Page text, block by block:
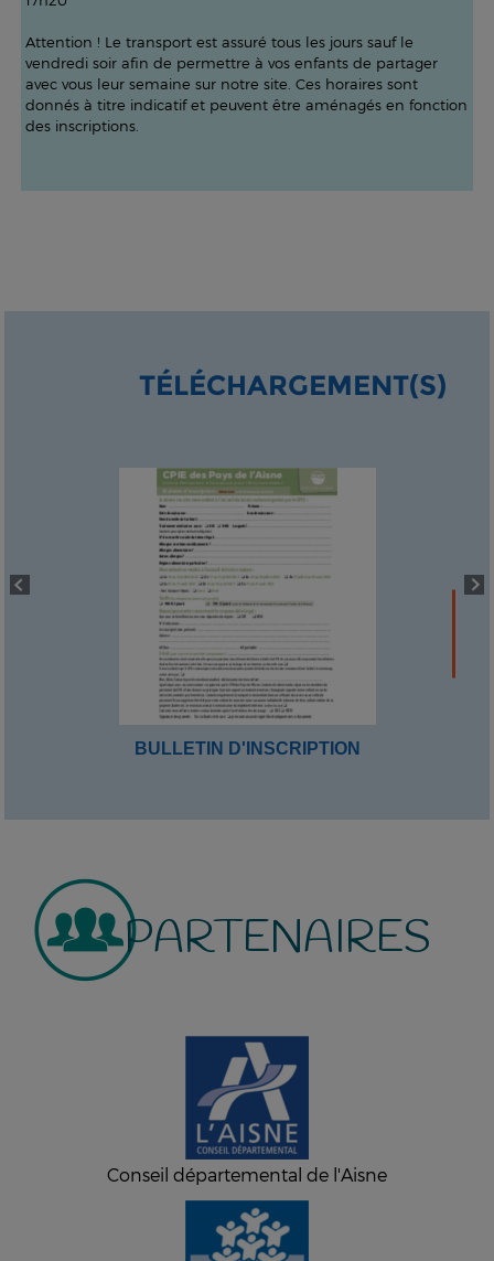
Attention ! Le transport est assuré tous les jours sauf le
vendredi soir afin de permettre à vos enfants de partager
avec vous leur semaine sur notre site. Ces horaires sont
donnés à titre indicatif et peuvent être aménagés en fonction
des inscriptions.
TÉLÉCHARGEMENT(S)
BULLETIN D'INSCRIPTION
PARTENAIRES
Conseil départemental de l'Aisne